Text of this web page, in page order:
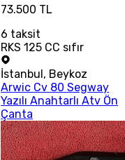
73.500 TL
6 taksit
RKS 125 CC sıfır
İstanbul , Beykoz
Arwic Cv 80 Segway
Yazılı Anahtarlı Atv Ön
Çanta